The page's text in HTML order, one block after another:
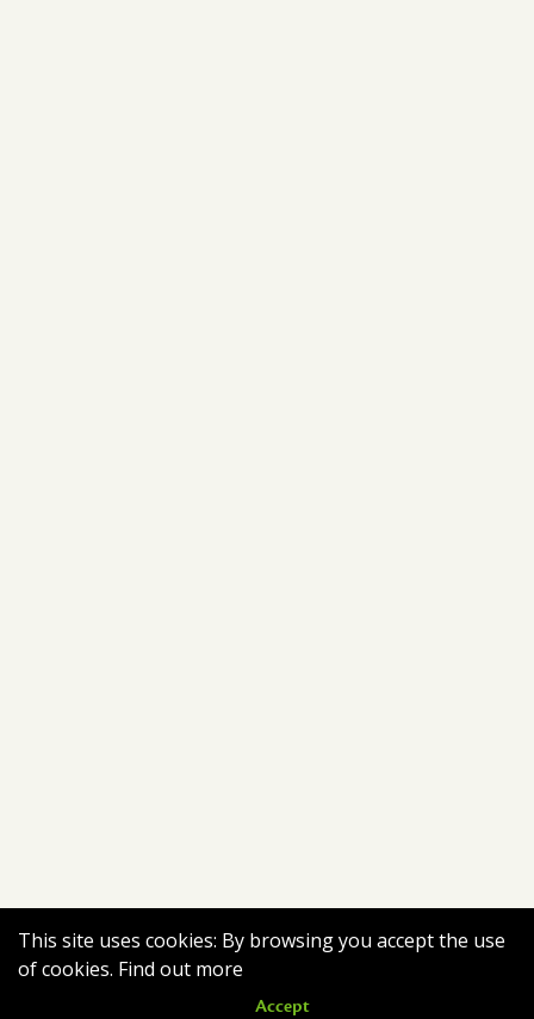
This site uses cookies: By browsing you accept the use
of cookies. Find out more
Accept